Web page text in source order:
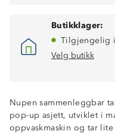
Butikklager:
Tilgjengelig
Velg butikk
Nupen sammenleggbar
pop-up asjett, utviklet i
oppvaskmaskin og tar